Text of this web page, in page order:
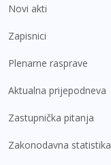
Novi akti
Zapisnici
Plenarne rasprave
Aktualna prijepodneva
Zastupnička pitanja
Zakonodavna statistika